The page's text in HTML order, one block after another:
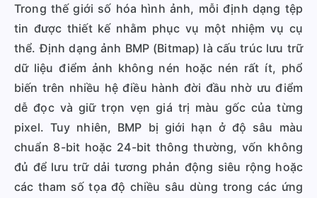
Trong thế giới số hóa hình ảnh, mỗi định dạng tệp
tin được thiết kế nhằm phục vụ một nhiệm vụ cụ
thể. Định dạng ảnh BMP (Bitmap) là cấu trúc lưu trữ
dữ liệu điểm ảnh không nén hoặc nén rất ít, phổ
biến trên nhiều hệ điều hành đời đầu nhờ ưu điểm
dễ đọc và giữ trọn vẹn giá trị màu gốc của từng
pixel. Tuy nhiên, BMP bị giới hạn ở độ sâu màu
chuẩn 8-bit hoặc 24-bit thông thường, vốn không
đủ để lưu trữ dải tương phản động siêu rộng hoặc
các tham số tọa độ chiều sâu dùng trong các ứng